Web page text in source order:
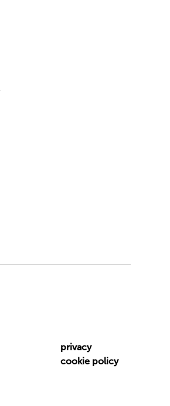
privacy
cookie policy